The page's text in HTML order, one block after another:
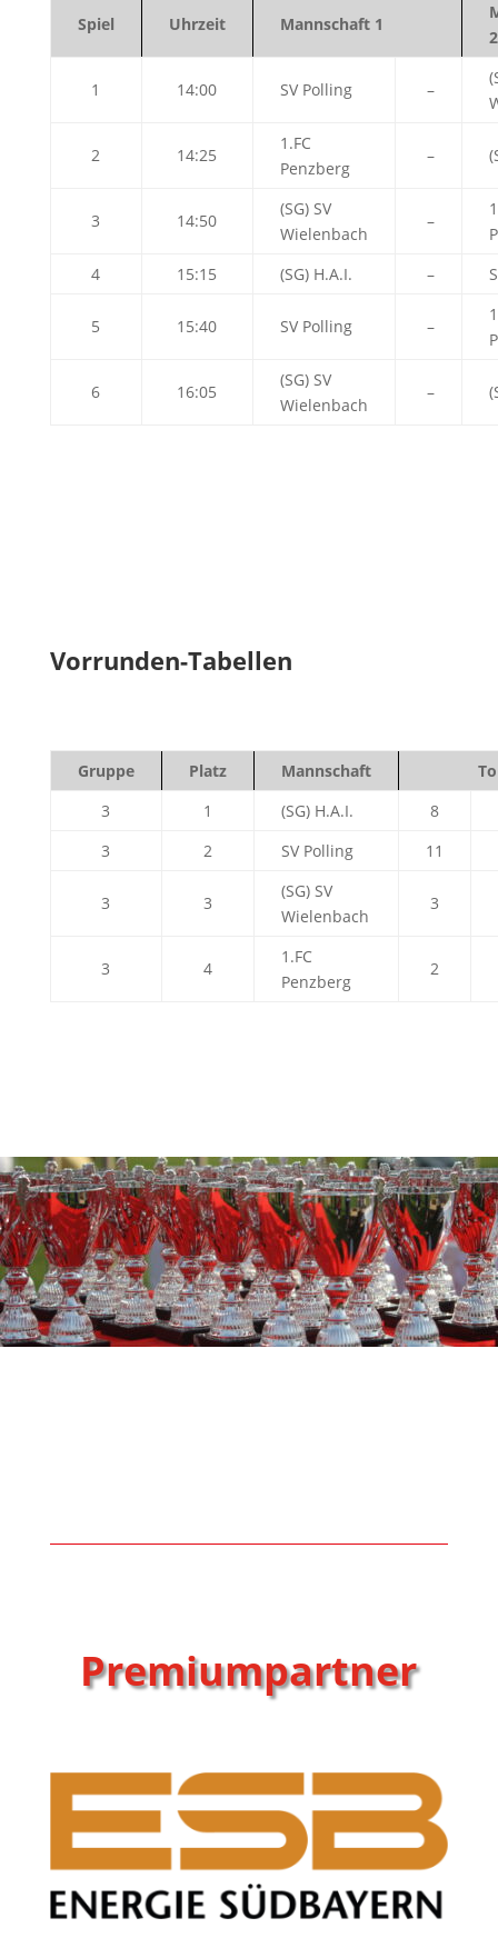
Spiel Uhrzeit Mannschaft 1
2
1 14:00 SV Polling –
2 14:25
1.FC
Penzberg
–
3 14:50
(SG) SV
Wielenbach
–
4
15:15 (SG) H.A.I. –
5 15:40 SV Polling –
6 16:05
(SG) SV
Wielenbach
–
Vorrunden-Tabellen
Gruppe Platz Mannschaft
3
1 (SG) H.A.I. 8
3
2 SV Polling 11
3 3
(SG) SV
Wielenbach
3
3 4
1.FC
Penzberg
2
Premiumpartner